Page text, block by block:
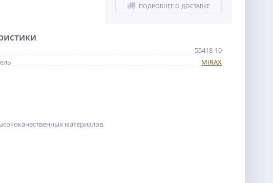
ПОДРОБНЕЕ О ДОСТАВКЕ
55418-10
MIRAX
материалов.